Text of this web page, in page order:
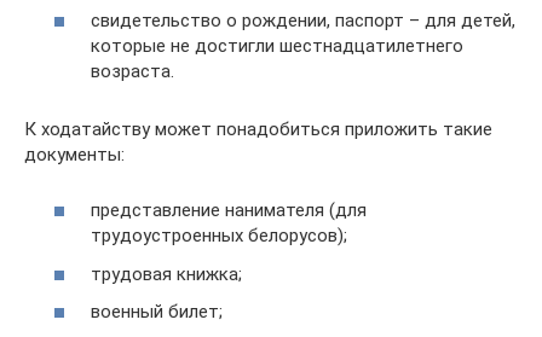
свидетельство о рождении, паспорт – для детей,
которые не достигли шестнадцатилетнего
возраста.
К ходатайству может понадобиться приложить такие
документы:
представление нанимателя (для
трудоустроенных белорусов);
трудовая книжка;
военный билет;